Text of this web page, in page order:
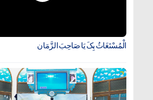
الْمُسْتَغَاثُ بِکَ یَا صَاحِبَ الزَّمَان